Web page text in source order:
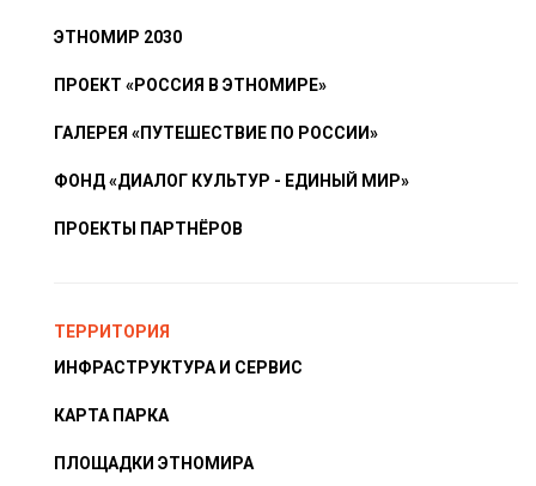
ЭТНОМИР 2030
ПРОЕКТ «РОССИЯ В ЭТНОМИРЕ»
ГАЛЕРЕЯ «ПУТЕШЕСТВИЕ ПО РОССИИ»
ФОНД «ДИАЛОГ КУЛЬТУР - ЕДИНЫЙ МИР»
ПРОЕКТЫ ПАРТНЁРОВ
ТЕРРИТОРИЯ
ИНФРАСТРУКТУРА И СЕРВИС
КАРТА ПАРКА
ПЛОЩАДКИ ЭТНОМИРА